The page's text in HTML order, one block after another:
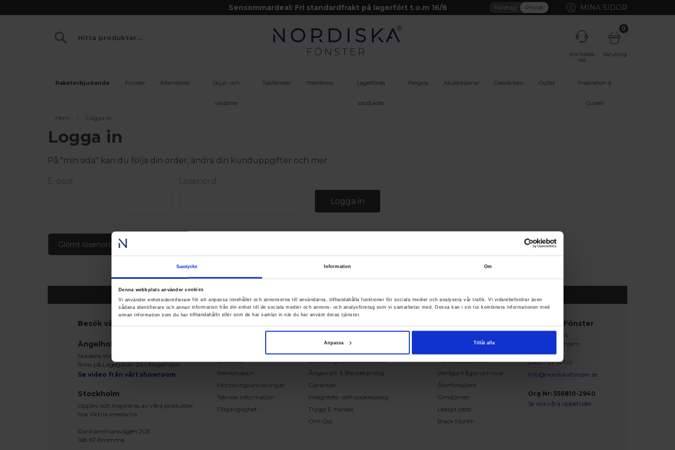
Samtycke Information Om
Denna webbplats använder cookies
Vi använder enhetsidentifierare för att anpassa innehållet och annonserna till användarna, tillhandahålla funktioner för sociala medier och analysera vår trafik. Vi vidarebefordrar även
sådana identifierare och annan information från din enhet till de sociala medier och annons- och analysföretag som vi samarbetar med. Dessa kan i sin tur kombinera informationen med
annan information som du har tillhandahållit eller som de har samlat in när du har använt deras tjänster.
Anpassa Tillåt alla
Sensommardeal: Fri standardfrakt på lagerfört t.o.m 16/8 Företag Privat MINA SIDOR
Kontakta
oss
0
Varukorg
Paketerbjudande Fönster Altandörrar Skjut- och
vikdörrar
Takfönster Ytterdörrar Lagerförda
produkter
Pergola Akustikpanel Glasräcken Outlet Inspiration &
Guider
Hem Logga in
Logga in
På "min sida" kan du följa din order, ändra din kunduppgifter och mer
E-post Lösenord
Logga in
Glömt lösenord
RING OSS PÅ 0431 - 37 14 00
Besök våra utställningar
Ängelholm
Nordens största fönsterutställning
finns på Lagegatan 24 i Ängelholm
Se video från vårt showroom
Stockholm
Upplev och inspireras av våra produkter
hos Victrix inredarna.
Ranhammarsvägen 20E
168 67 Bromma
Leverans
Reklamation
Monteringsanvisningar
Teknisk information
Tillgänglighet
Betalnings & leveransvillkor
Ångerrätt & återbetalning
Garantier
Integritets- och cookiepolicy
Trygg E-handel
Om Oss
Kunskapsbanken
Vanliga frågor och svar
Återförsäljare
Omdömen
Lediga jobb
Black Month
Nordiska Fönster
Lagegatan 24
262 71 Ängelholm
0431 - 37 14 00
info@nordiskafonster.se
Org Nr: 556810-2940
Se alla våra öppettider